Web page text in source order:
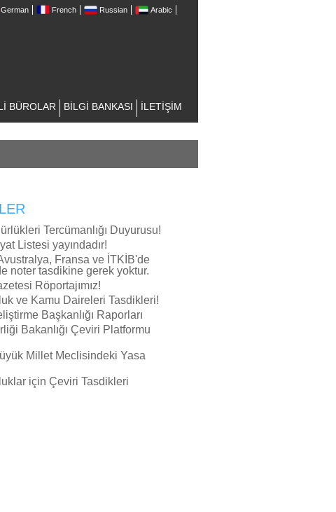
German French Russian
Arabic
BÜROLAR BİLGİ BANKASI İLETİŞİM
Tercümanlığı Duyurusu!
Listesi yayındadır!
Fransa ve İTKİB'de
noter tasdikine gerek yoktur.
Röportajımız!
ve Kamu Daireleri Tasdikleri!
Başkanlığı Raporları
Bakanlığı Çeviri Platformu
Millet Meclisindeki Yasa
için Çeviri Tasdikleri